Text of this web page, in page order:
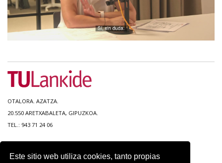
Este sitio web utiliza cookies, tanto propias
OTALORA. AZATZA.
20.550 ARETXABALETA, GIPUZKOA.
TEL.: 943 71 24 06
ACCESIBILIDAD